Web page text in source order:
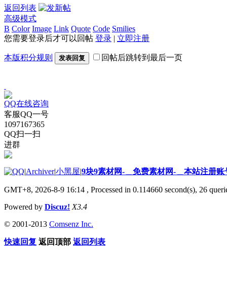
返回列表
高级模式
B Color Image Link Quote Code Smilies
您需要登录后才可以回帖 登录 | 立即注册
本版积分规则 发表回复 回帖后跳转到最后一页
QQ在线咨询
客服QQ一号
1097167365
QQ扫一扫
进群
|Archiver|小黑屋|9块9素材网-＿免费素材网-＿本站注册账
GMT+8, 2026-8-9 16:14 , Processed in 0.114660 second(s), 26
Powered by Discuz! X3.4
© 2001-2013 Comsenz Inc.
快速回复 返回顶部 返回列表